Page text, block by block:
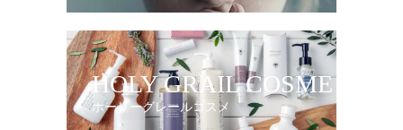
HOLY GRAIL COSME
ホーリーグレールコスメ